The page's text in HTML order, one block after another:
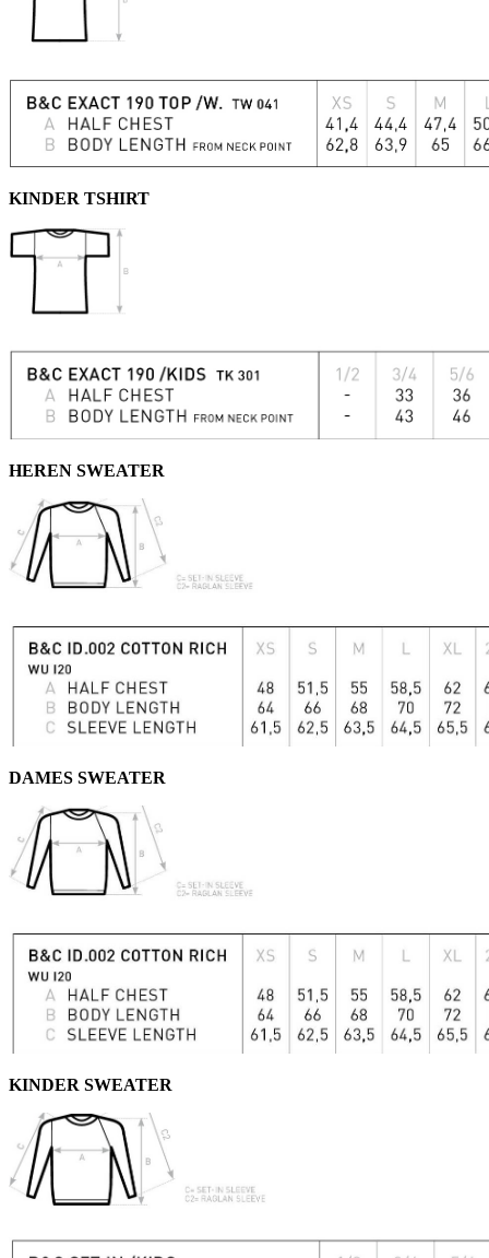
KINDER TSHIRT
HEREN SWEATER
DAMES SWEATER
KINDER SWEATER